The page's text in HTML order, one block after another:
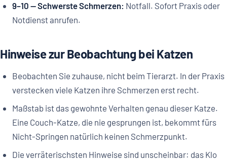
9–10 — Schwerste Schmerzen: Notfall. Sofort Praxis oder
Notdienst anrufen.
Hinweise zur Beobachtung bei Katzen
Beobachten Sie zuhause, nicht beim Tierarzt. In der Praxis
verstecken viele Katzen ihre Schmerzen erst recht.
Maßstab ist das gewohnte Verhalten genau dieser Katze.
Eine Couch-Katze, die nie gesprungen ist, bekommt fürs
Nicht-Springen natürlich keinen Schmerzpunkt.
Die verräterischsten Hinweise sind unscheinbar: das Klo